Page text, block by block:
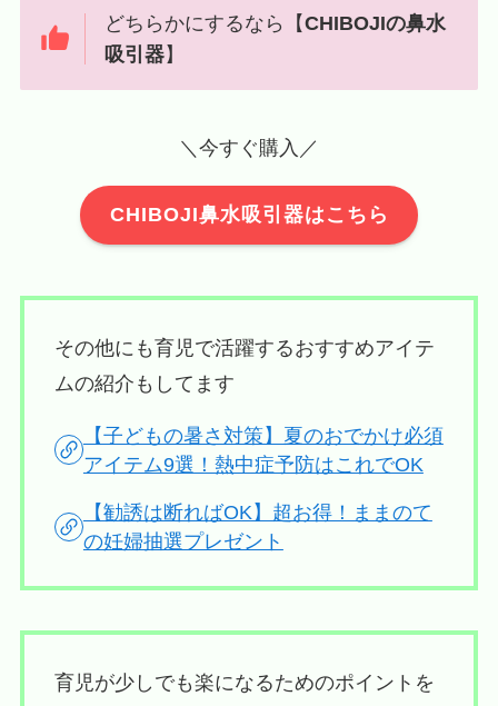
どちらかにするなら【CHIBOJIの鼻水
吸引器】
＼今すぐ購入／
CHIBOJI鼻水吸引器はこちら
その他にも育児で活躍するおすすめアイテ
ムの紹介もしてます
【子どもの暑さ対策】夏のおでかけ必須
アイテム9選！熱中症予防はこれでOK
【勧誘は断ればOK】超お得！ままのて
の妊婦抽選プレゼント
育児が少しでも楽になるためのポイントを